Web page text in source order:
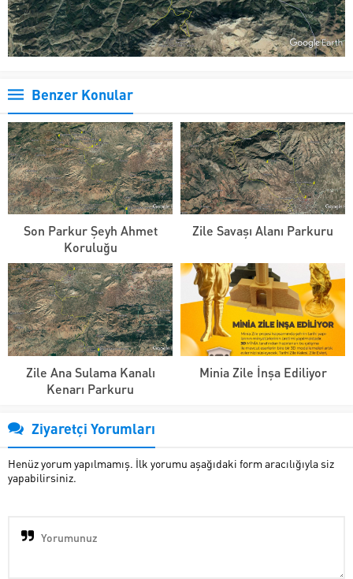
Benzer Konular
Son Parkur Şeyh Ahmet
Koruluğu
Zile Savaşı Alanı Parkuru
Zile Ana Sulama Kanalı
Kenarı Parkuru
Minia Zile İnşa Ediliyor
Ziyaretçi Yorumları
Henüz yorum yapılmamış. İlk yorumu aşağıdaki form aracılığıyla siz
yapabilirsiniz.